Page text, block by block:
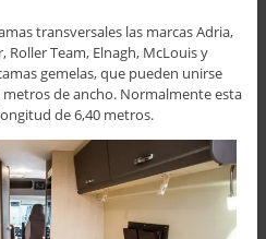
transversales las marcas Adria,
Roller Team, Elnagh, McLouis y
gemelas, que pueden unirse
de ancho. Normalmente esta
de 6,40 metros.